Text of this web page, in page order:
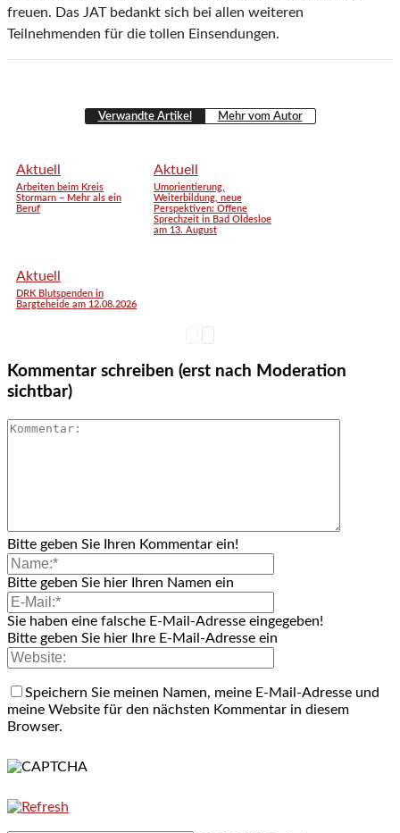
freuen. Das JAT bedankt sich bei allen weiteren
Teilnehmenden für die tollen Einsendungen.
Verwandte Artikel Mehr vom Autor
Aktuell
Arbeiten beim Kreis
Stormarn – Mehr als ein
Beruf
Aktuell
Umorientierung,
Weiterbildung, neue
Perspektiven: Offene
Sprechzeit in Bad Oldesloe
am 13. August
Aktuell
DRK Blutspenden in
Bargteheide am 12.08.2026
Kommentar schreiben (erst nach Moderation
sichtbar)
Bitte geben Sie Ihren Kommentar ein!
Bitte geben Sie hier Ihren Namen ein
Sie haben eine falsche E-Mail-Adresse eingegeben!
Bitte geben Sie hier Ihre E-Mail-Adresse ein
Speichern Sie meinen Namen, meine E-Mail-Adresse und
meine Website für den nächsten Kommentar in diesem
Browser.